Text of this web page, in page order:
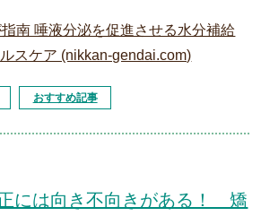
南 唾液分泌を促進させる水分補給
スケア (nikkan-gendai.com)
おすすめ記事
には向き不向きがある！ 矯